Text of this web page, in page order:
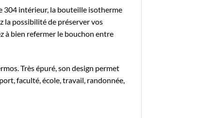
304 intérieur, la bouteille isotherme
la possibilité de préserver vos
à bien refermer le bouchon entre
Très épuré, son design permet
faculté, école, travail, randonnée,